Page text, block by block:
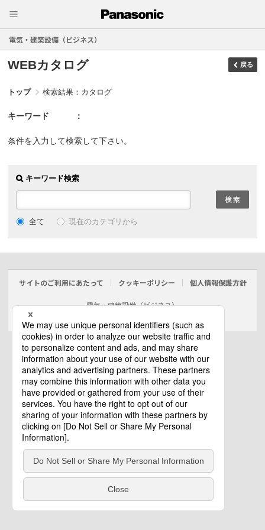
電気・建築設備（ビジネス）
WEBカタログ 戻る
トップ 検索結果：カタログ
キーワード
条件を入力して検索して下さい。
キーワード検索
全て 現在のカテゴリから
サイトのご利用にあたって クッキーポリシー 個人情報保護方針
電気・建築設備（ビジネス）